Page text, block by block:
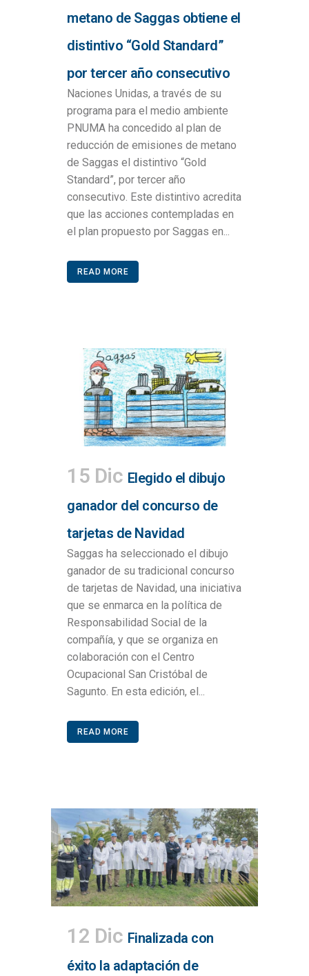
metano de Saggas obtiene el
distintivo “Gold Standard”
por tercer año consecutivo
Naciones Unidas, a través de su
programa para el medio ambiente
PNUMA ha concedido al plan de
reducción de emisiones de metano
de Saggas el distintivo “Gold
Standard”, por tercer año
consecutivo. Este distintivo acredita
que las acciones contempladas en
el plan propuesto por Saggas en...
READ MORE
15 Dic Elegido el dibujo
ganador del concurso de
tarjetas de Navidad
Saggas ha seleccionado el dibujo
ganador de su tradicional concurso
de tarjetas de Navidad, una iniciativa
que se enmarca en la política de
Responsabilidad Social de la
compañía, y que se organiza en
colaboración con el Centro
Ocupacional San Cristóbal de
Sagunto. En esta edición, el...
READ MORE
12 Dic Finalizada con
éxito la adaptación de